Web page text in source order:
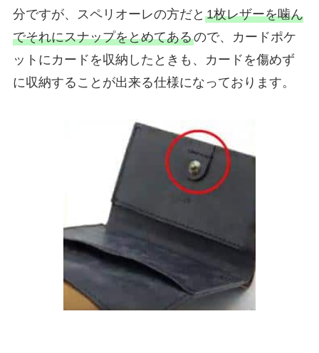
分ですが、スペリオーレの方だと 1枚レザーを噛ん
でそれにスナップをとめてあるので、カードポケ
ットにカードを収納したときも、カードを傷めず
に収納することが出来る仕様になっております。